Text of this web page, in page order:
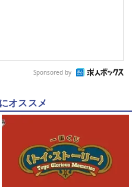
Sponsored by
オススメ